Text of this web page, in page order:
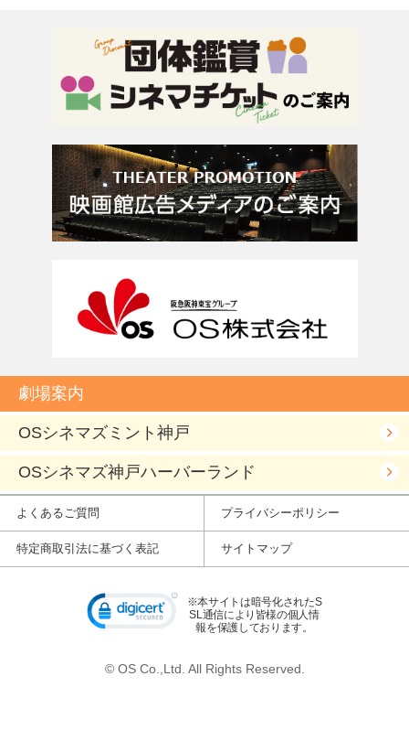
劇場案内
OSシネマズミント神戸
OSシネマズ神戸ハーバーランド
※本サイトは暗号化されたS
SL通信により皆様の個人情
報を保護しております。
よくあるご質問 プライバシーポリシー
特定商取引法に基づく表記 サイトマップ
© OS Co.,Ltd. All Rights Reserved.